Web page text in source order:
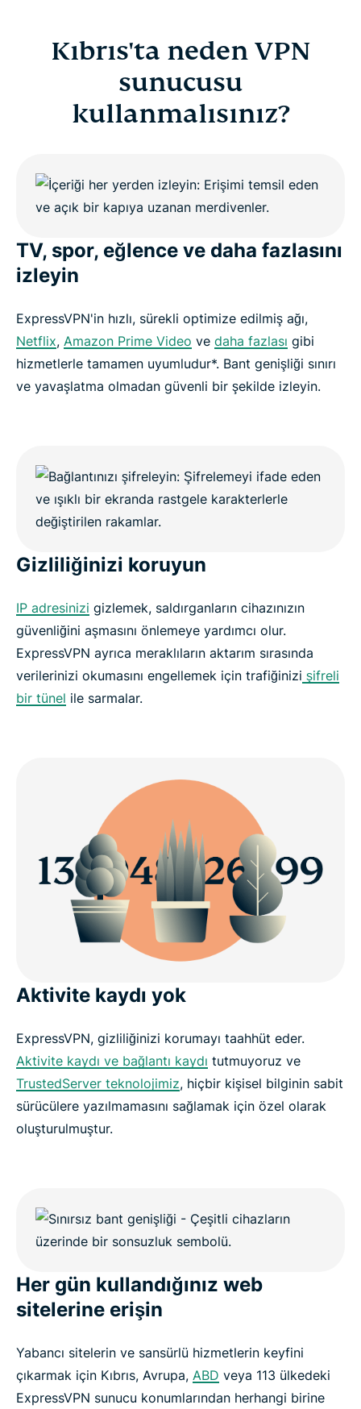
Kıbrıs'ta neden VPN
sunucusu
kullanmalısınız?
TV, spor, eğlence ve daha fazlasını
izleyin
ExpressVPN'in hızlı, sürekli optimize edilmiş ağı,
Netflix, Amazon Prime Video ve daha fazlası gibi
hizmetlerle tamamen uyumludur*. Bant genişliği sınırı
ve yavaşlatma olmadan güvenli bir şekilde izleyin.
Gizliliğinizi koruyun
IP adresinizi gizlemek, saldırganların cihazınızın
güvenliğini aşmasını önlemeye yardımcı olur.
ExpressVPN ayrıca meraklıların aktarım sırasında
verilerinizi okumasını engellemek için trafiğinizi şifreli
bir tünel ile sarmalar.
Aktivite kaydı yok
ExpressVPN, gizliliğinizi korumayı taahhüt eder.
Aktivite kaydı ve bağlantı kaydı tutmuyoruz ve
TrustedServer teknolojimiz, hiçbir kişisel bilginin sabit
sürücülere yazılmamasını sağlamak için özel olarak
oluşturulmuştur.
Her gün kullandığınız web
sitelerine erişin
Yabancı sitelerin ve sansürlü hizmetlerin keyfini
çıkarmak için Kıbrıs, Avrupa, ABD veya 113 ülkedeki
ExpressVPN sunucu konumlarından herhangi birine